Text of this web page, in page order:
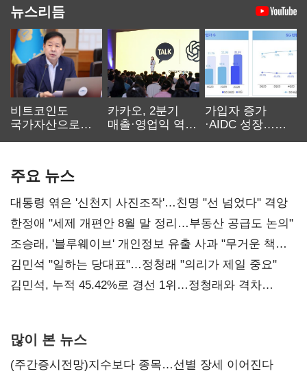
뉴스리듬
비트코인도
국가자산으로…'
카카오, 2분기
매출·영업익 역대
가입자 증가
·AIDC 성장…
주요 뉴스
대통령 엮은 '신천지 사진조작'…친명 "선 넘었다" 격앙
한정애 "세제 개편안 8월 말 정리…부동산 공급도 논의"
조승래, '블루웨이브' 개인정보 유출 사과 "무거운 책임
통감"
김민석 "일하는 당대표"…정청래 "의리가 제일 중요"
김민석, 누적 45.42%로 경선 1위…정청래와 격차
많이 본 뉴스
(주간증시전망)지수보다 종목…선별 장세 이어진다